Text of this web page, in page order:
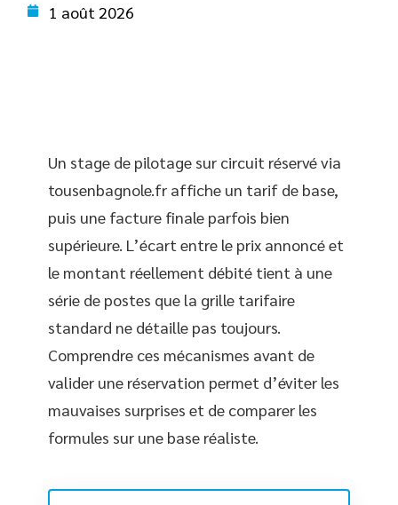
1 août 2026
Un stage de pilotage sur circuit réservé via
tousenbagnole.fr affiche un tarif de base,
puis une facture finale parfois bien
supérieure. L’écart entre le prix annoncé et
le montant réellement débité tient à une
série de postes que la grille tarifaire
standard ne détaille pas toujours.
Comprendre ces mécanismes avant de
valider une réservation permet d’éviter les
mauvaises surprises et de comparer les
formules sur une base réaliste.